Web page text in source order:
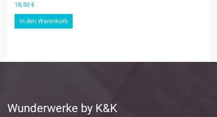
18,50 €
In den Warenkorb
Wunderwerke by K&K